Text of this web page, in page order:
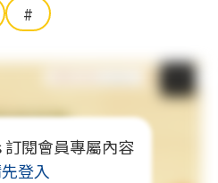
#
訂閱會員專屬內容
登入